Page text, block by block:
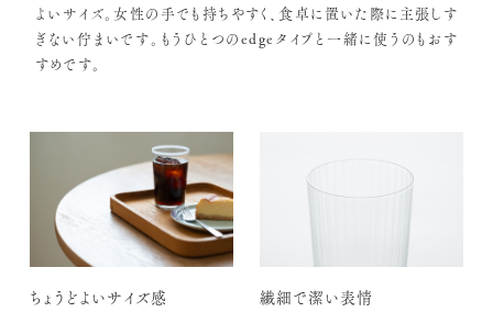
よいサイズ。女性の手でも持ちやすく、食卓に置いた際に主張しす
ぎない佇まいです。もうひとつのedgeタイプと一緒に使うのもおす
すめです。
ちょうどよいサイズ感 繊細で潔い表情